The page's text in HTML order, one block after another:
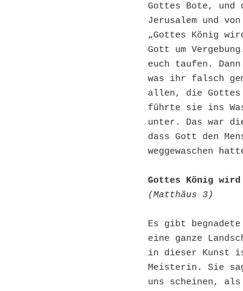
Gottes Bote, und
Jerusalem und
„Gottes König
Gott um
euch taufen.
was ihr falsch
allen, die Gottes
führte sie ins
unter. Das war
dass Gott den
weggewaschen
Gottes König wird
(Matthäus 3)
Es gibt
eine ganze
in dieser Kunst
Meisterin. Sie
uns scheinen,